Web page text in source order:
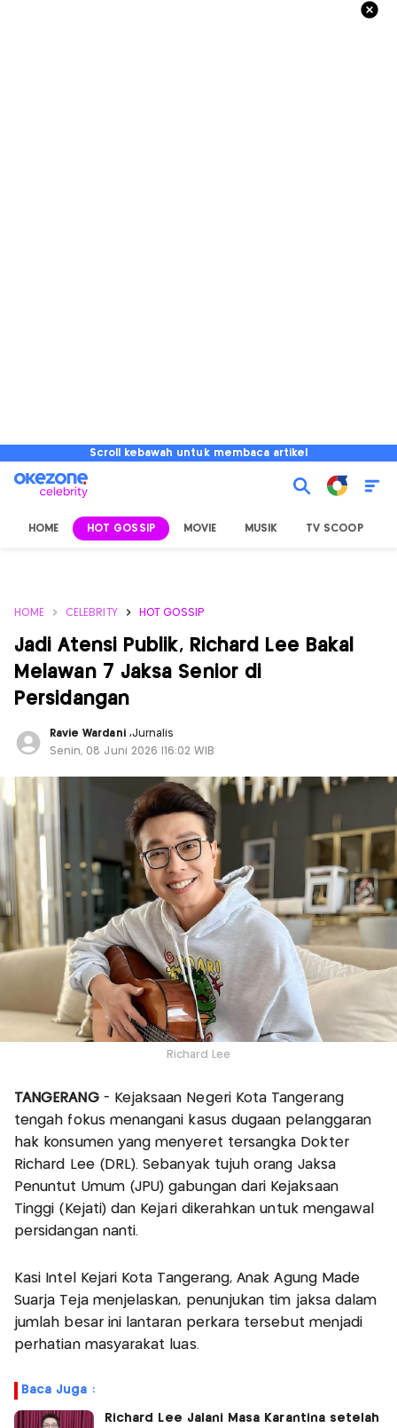
Scroll kebawah untuk membaca artikel
HOME HOT GOSSIP MOVIE MUSIK TV SCOOP
HOME CELEBRITY HOT GOSSIP
Jadi Atensi Publik, Richard Lee Bakal
Melawan 7 Jaksa Senior di
Persidangan
Ravie Wardani ,Jurnalis
Senin, 08 Juni 2026 |16:02 WIB
Richard Lee
TANGERANG- Kejaksaan Negeri Kota Tangerang
tengah fokus menangani kasus dugaan pelanggaran
hak konsumen yang menyeret tersangka Dokter
Richard Lee (DRL). Sebanyak tujuh orang Jaksa
Penuntut Umum (JPU) gabungan dari Kejaksaan
Tinggi (Kejati) dan Kejari dikerahkan untuk mengawal
persidangan nanti.
Kasi Intel Kejari Kota Tangerang, Anak Agung Made
Suarja Teja menjelaskan, penunjukan tim jaksa dalam
jumlah besar ini lantaran perkara tersebut menjadi
perhatian masyarakat luas.
Baca Juga :
Richard Lee Jalani Masa Karantina setelah